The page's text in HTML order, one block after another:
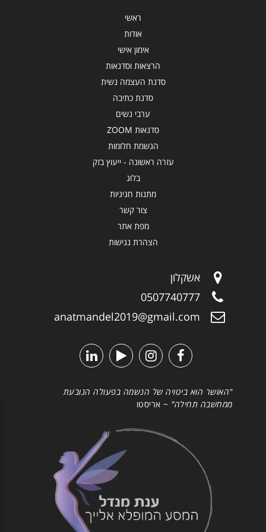
ראשי
אודות
אימון אישי
הרצאות וסדנאות
סדנת העצמה נשית
סדנת כתיבה
ערבי נשים
סדנאות ZOOM
הגשמת חלומות
עזרה ראשונה - ייעוץ בזק
בלוג
מתנות חגיגיות
צור קשר
מפת אתר
הצהרת נגישות
אשקלון
0507740777
anatmandel2019@gmail.com
"האושר הוא ביטויה של הנשמה בפעולה הנובעת
ממחשבה תחילה" ~ אריסטו